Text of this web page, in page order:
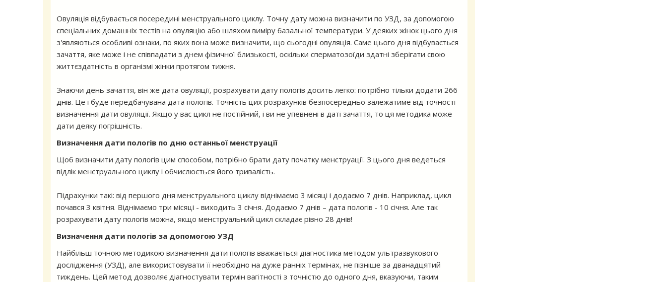
Овуляція відбувається посередині менструального циклу. Точну дату можна визначити по УЗД, за допомогою
спеціальних домашніх тестів на овуляцію або шляхом виміру базальної температури. У деяких жінок цього дня
з'являються особливі ознаки, по яких вона може визначити, що сьогодні овуляція. Саме цього дня відбувається
зачаття, яке може і не співпадати з днем фізичної близькості, оскільки сперматозоїди здатні зберігати свою
життєздатність в організмі жінки протягом тижня.
Знаючи день зачаття, він же дата овуляції, розрахувати дату пологів досить легко: потрібно тільки додати 266
днів. Це і буде передбачувана дата пологів. Точність цих розрахунків безпосередньо залежатиме від точності
визначення дати овуляції. Якщо у вас цикл не постійний, і ви не упевнені в даті зачаття, то ця методика може
дати деяку погрішність.
Визначення дати пологів по дню останньої менструації
Щоб визначити дату пологів цим способом, потрібно брати дату початку менструації. З цього дня ведеться
відлік менструального циклу і обчислюється його тривалість.
Підрахунки такі: від першого дня менструального циклу віднімаємо 3 місяці і додаємо 7 днів. Наприклад, цикл
почався 3 квітня. Віднімаємо три місяці - виходить 3 січня. Додаємо 7 днів – дата пологів - 10 січня. Але так
розрахувати дату пологів можна, якщо менструальний цикл складає рівно 28 днів!
Визначення дати пологів за допомогою УЗД
Найбільш точною методикою визначення дати пологів вважається діагностика методом ультразвукового
дослідження (УЗД), але використовувати її необхідно на дуже ранніх термінах, не пізніше за дванадцятий
тиждень. Цей метод дозволяє діагностувати термін вагітності з точністю до одного дня, вказуючи, таким